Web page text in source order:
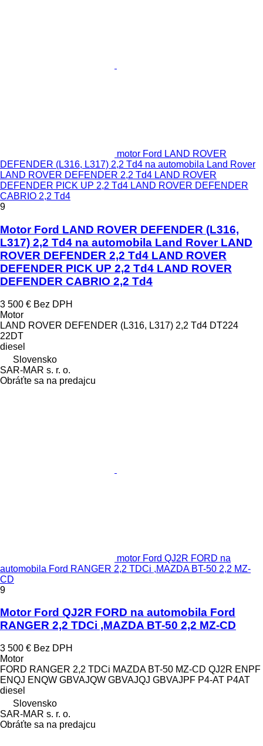
motor Ford LAND ROVER
DEFENDER (L316, L317) 2,2 Td4 na automobila Land Rover
LAND ROVER DEFENDER 2,2 Td4 LAND ROVER
DEFENDER PICK UP 2,2 Td4 LAND ROVER DEFENDER
CABRIO 2,2 Td4
9
Motor Ford LAND ROVER DEFENDER (L316,
L317) 2,2 Td4 na automobila Land Rover LAND
ROVER DEFENDER 2,2 Td4 LAND ROVER
DEFENDER PICK UP 2,2 Td4 LAND ROVER
DEFENDER CABRIO 2,2 Td4
3 500 € Bez DPH
Motor
LAND ROVER DEFENDER (L316, L317) 2,2 Td4 DT224
22DT
diesel
Slovensko
SAR-MAR s. r. o.
Obráťte sa na predajcu
motor Ford QJ2R FORD na
automobila Ford RANGER 2,2 TDCi ,MAZDA BT-50 2,2 MZ-
CD
9
Motor Ford QJ2R FORD na automobila Ford
RANGER 2,2 TDCi ,MAZDA BT-50 2,2 MZ-CD
3 500 € Bez DPH
Motor
FORD RANGER 2,2 TDCi MAZDA BT-50 MZ-CD QJ2R ENPF
ENQJ ENQW GBVAJQW GBVAJQJ GBVAJPF P4-AT P4AT
diesel
Slovensko
SAR-MAR s. r. o.
Obráťte sa na predajcu